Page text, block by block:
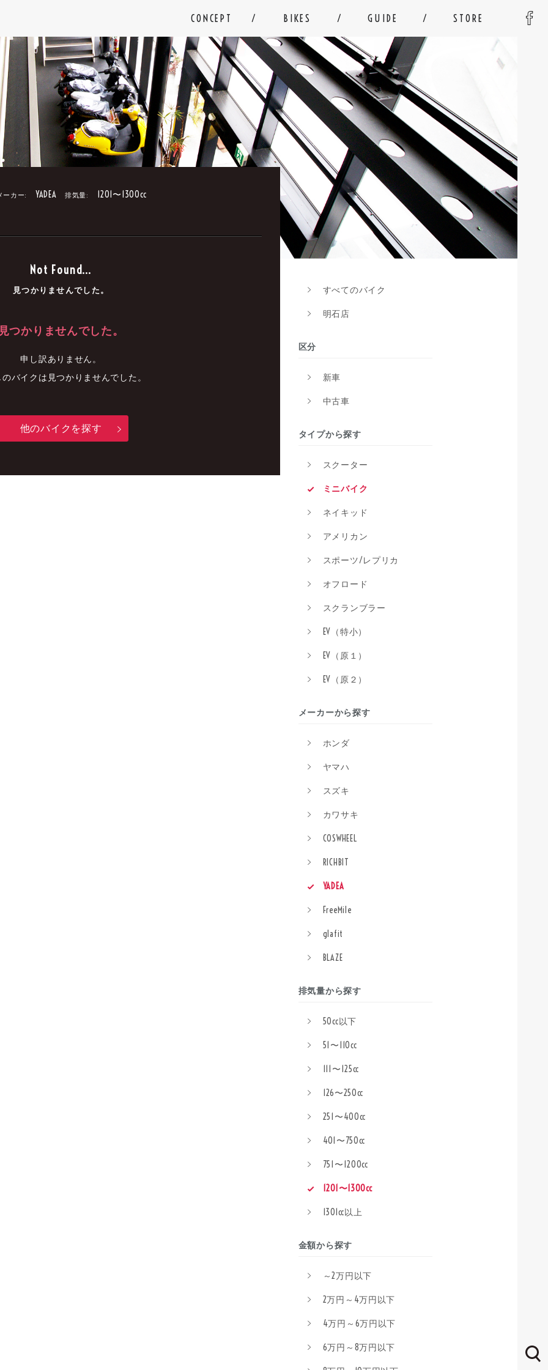
CONCEPT BIKES GUIDE STORE
ーカー: YADEA 排気量: 1201〜1300cc
Not Found...
見つかりませんでした。
見つかりませんでした。
申し訳ありません。
バイクは見つかりませんでした。
他のバイクを探す
すべてのバイク
明石店
区分
新車
中古車
タイプから探す
スクーター
ミニバイク
ネイキッド
アメリカン
スポーツ/レプリカ
オフロード
スクランブラー
EV（特小）
EV（原１）
EV（原２）
メーカーから探す
ホンダ
ヤマハ
スズキ
カワサキ
COSWHEEL
RICHBIT
YADEA
FreeMile
glafit
BLAZE
排気量から探す
50cc以下
51〜110cc
111〜125cc
126〜250cc
251〜400cc
401〜750cc
751〜1200cc
1201〜1300cc
1301cc以上
金額から探す
～2万円以下
2万円～4万円以下
4万円～6万円以下
6万円～8万円以下
中古車